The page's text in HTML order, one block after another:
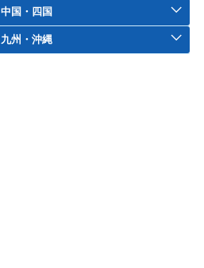
中国・四国
九州・沖縄